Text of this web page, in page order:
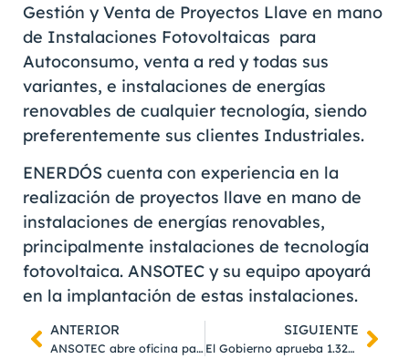
Gestión y Venta de Proyectos Llave en mano
de Instalaciones Fotovoltaicas para
Autoconsumo, venta a red y todas sus
variantes, e instalaciones de energías
renovables de cualquier tecnología, siendo
preferentemente sus clientes Industriales.
ENERDÓS cuenta con experiencia en la
realización de proyectos llave en mano de
instalaciones de energías renovables,
principalmente instalaciones de tecnología
fotovoltaica. ANSOTEC y su equipo apoyará
en la implantación de estas instalaciones.
ANTERIOR
ANSOTEC abre oficina para el desarrollo del Área de Transformación Digital en el Parque Tecnológico de Andalucía
SIGUIENTE
El Gobierno aprueba 1.320 millones de euros para autoconsumo, baterías y climatización renovable